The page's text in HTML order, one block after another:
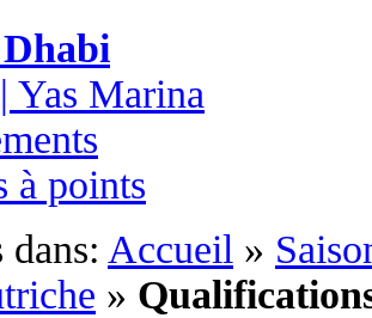
Yas Marina
à points
dans: Accueil »
»